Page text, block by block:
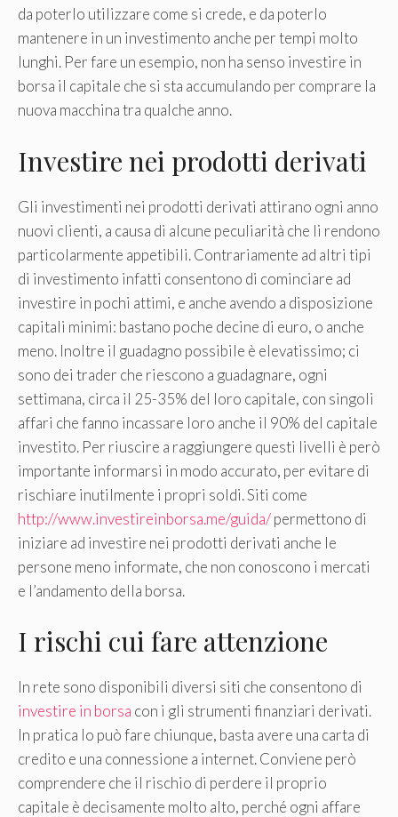
da poterlo utilizzare come si crede, e da poterlo
mantenere in un investimento anche per tempi molto
lunghi. Per fare un esempio, non ha senso investire in
borsa il capitale che si sta accumulando per comprare la
nuova macchina tra qualche anno.
Investire nei prodotti derivati
Gli investimenti nei prodotti derivati attirano ogni anno
nuovi clienti, a causa di alcune peculiarità che li rendono
particolarmente appetibili. Contrariamente ad altri tipi
di investimento infatti consentono di cominciare ad
investire in pochi attimi, e anche avendo a disposizione
capitali minimi: bastano poche decine di euro, o anche
meno. Inoltre il guadagno possibile è elevatissimo; ci
sono dei trader che riescono a guadagnare, ogni
settimana, circa il 25-35% del loro capitale, con singoli
affari che fanno incassare loro anche il 90% del capitale
investito. Per riuscire a raggiungere questi livelli è però
importante informarsi in modo accurato, per evitare di
rischiare inutilmente i propri soldi. Siti come
http://www.investireinborsa.me/guida/permettono di
iniziare ad investire nei prodotti derivati anche le
persone meno informate, che non conoscono i mercati
e l’andamento della borsa.
I rischi cui fare attenzione
In rete sono disponibili diversi siti che consentono di
investire in borsa con i gli strumenti finanziari derivati.
In pratica lo può fare chiunque, basta avere una carta di
credito e una connessione a internet. Conviene però
comprendere che il rischio di perdere il proprio
capitale è decisamente molto alto, perché ogni affare